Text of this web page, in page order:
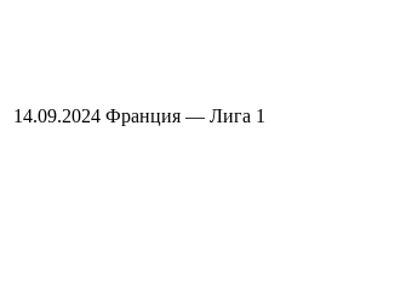
14.09.2024 Франция — Лига 1